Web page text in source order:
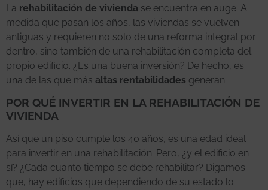
La rehabilitación de vivienda se encuentra en auge. A
medida que pasan los años, las viviendas se vuelven
antiguas y requieren no solo de una reforma integral por
dentro, sino también de una rehabilitación completa del
propio edificio. ¿Es una buena inversión? De hecho, es
una de las que más altas rentabilidades generan.
POR QUÉ INVERTIR EN LA REHABILITACIÓN DE
VIVIENDA
Así que un piso cumple los 40 años, es una edad ideal
para invertir en una rehabilitación. Pero, ¿y el edificio en
sí? ¿Cada cuanto tiempo se debe rehabilitar? Digamos
que, hay edificios que dependiendo de su estado lo